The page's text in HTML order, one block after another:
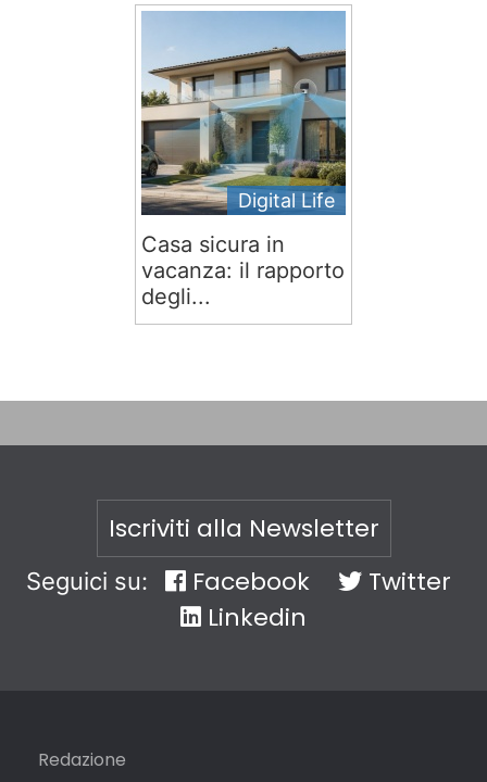
Digital Life
Casa sicura in
vacanza: il rapporto
degli...
Iscriviti alla Newsletter
Seguici su: Facebook
Twitter
Linkedin
Redazione